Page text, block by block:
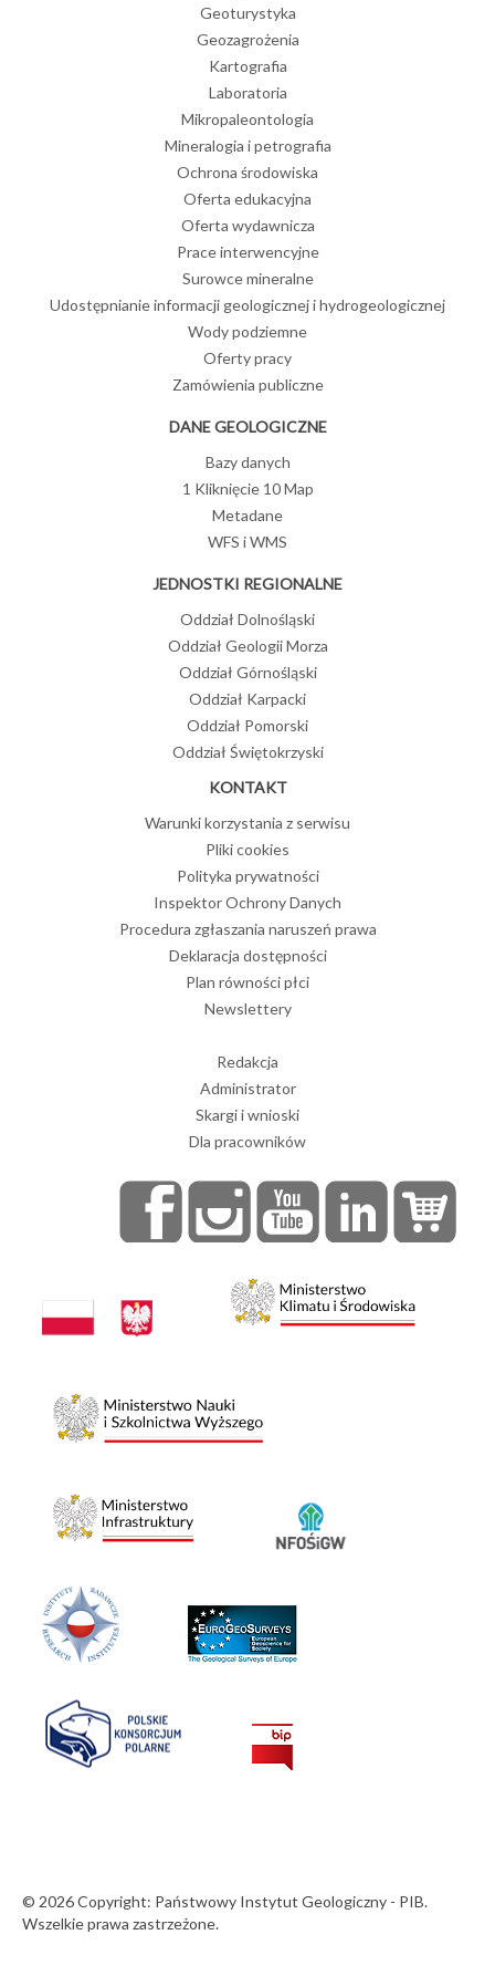
Geoturystyka
Geozagrożenia
Kartografia
Laboratoria
Mikropaleontologia
Mineralogia i petrografia
Ochrona środowiska
Oferta edukacyjna
Oferta wydawnicza
Prace interwencyjne
Surowce mineralne
Udostępnianie informacji geologicznej i hydrogeologicznej
Wody podziemne
Oferty pracy
Zamówienia publiczne
DANE GEOLOGICZNE
Bazy danych
1 Kliknięcie 10 Map
Metadane
WFS i WMS
JEDNOSTKI REGIONALNE
Oddział Dolnośląski
Oddział Geologii Morza
Oddział Górnośląski
Oddział Karpacki
Oddział Pomorski
Oddział Świętokrzyski
KONTAKT
Warunki korzystania z serwisu
Pliki cookies
Polityka prywatności
Inspektor Ochrony Danych
Procedura zgłaszania naruszeń prawa
Deklaracja dostępności
Plan równości płci
Newslettery
Redakcja
Administrator
Skargi i wnioski
Dla pracowników
© 2026 Copyright: Państwowy Instytut Geologiczny - PIB.
Wszelkie prawa zastrzeżone.